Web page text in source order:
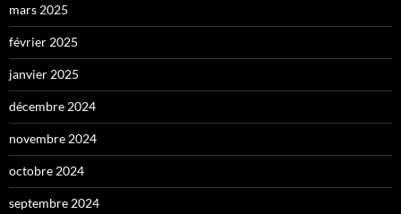
mars 2025
février 2025
janvier 2025
décembre 2024
novembre 2024
octobre 2024
septembre 2024